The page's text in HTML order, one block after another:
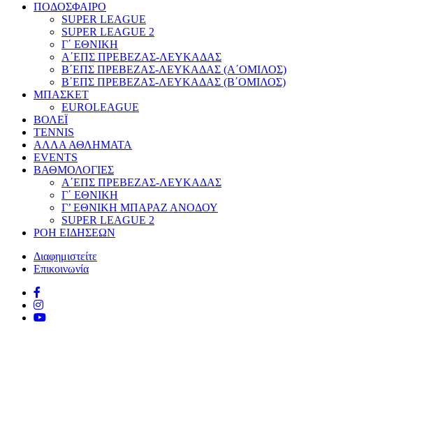
ΠΟΔΟΣΦΑΙΡΟ
SUPER LEAGUE
SUPER LEAGUE 2
Γ΄ ΕΘΝΙΚΗ
Α΄ΕΠΣ ΠΡΕΒΕΖΑΣ-ΛΕΥΚΑΔΑΣ
Β΄ΕΠΣ ΠΡΕΒΕΖΑΣ-ΛΕΥΚΑΔΑΣ (Α΄ΟΜΙΛΟΣ)
Β΄ΕΠΣ ΠΡΕΒΕΖΑΣ-ΛΕΥΚΑΔΑΣ (Β΄ΟΜΙΛΟΣ)
ΜΠΑΣΚΕΤ
EUROLEAGUE
ΒΟΛΕΪ
TENNIS
ΑΛΛΑ ΑΘΛΗΜΑΤΑ
EVENTS
ΒΑΘΜΟΛΟΓΙΕΣ
Α΄ΕΠΣ ΠΡΕΒΕΖΑΣ-ΛΕΥΚΑΔΑΣ
Γ΄ ΕΘΝΙΚΗ
Γ’ ΕΘΝΙΚΗ ΜΠΑΡΑΖ ΑΝΟΔΟΥ
SUPER LEAGUE 2
ΡΟΗ ΕΙΔΗΣΕΩΝ
Διαφημιστείτε
Επικοινωνία